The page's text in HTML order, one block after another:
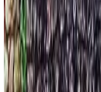
Unverbindliche Anfrage
(92,3 kmvon Menetou-Salon)
Gîte Jm Campagne Et Bien-être
Orbigny
Unverbindliche Anfrage
93,7 km von Menetou-Salon)
Les grives du château de Blois
Blois
Unverbindliche Anfrage